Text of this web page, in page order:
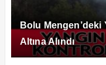
Bolu Mengen’deki
Altına Alındı